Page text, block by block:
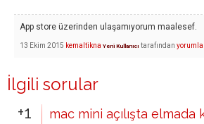
App store üzerinden ulaşamıyorum maalesef.
13 Ekim 2015 kemaltikna Yeni Kullanıcı tarafından
İlgili sorular
+1
mac mini açılışta elmada